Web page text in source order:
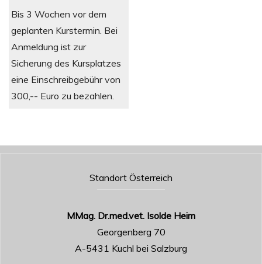
Bis 3 Wochen vor dem
geplanten Kurstermin. Bei
Anmeldung ist zur
Sicherung des Kursplatzes
eine Einschreibgebühr von
300,-- Euro zu bezahlen.
Standort Österreich
MMag. Dr.med.vet. Isolde Heim
Georgenberg 70
A-5431 Kuchl bei Salzburg